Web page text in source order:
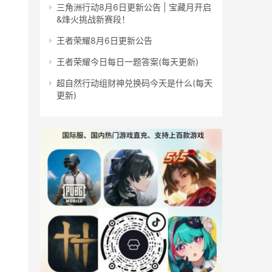
三角洲行动8月6日更新公告 | 宝藏月开启
&烽火挑战新赛段！
王者荣耀8月6日更新公告
王者荣耀今日每日一题答案(每天更新)
超自然行动组财神兑换码今天是什么(每天
更新)